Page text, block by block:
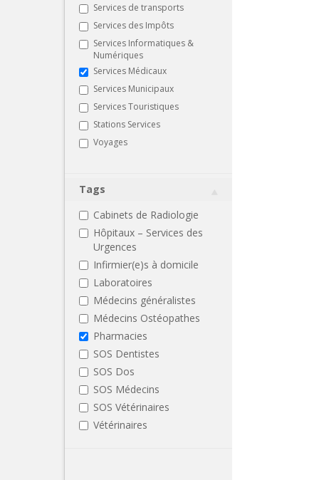
Services de transports
Services des Impôts
Services Informatiques &
Numériques
Services Médicaux
Services Municipaux
Services Touristiques
Stations Services
Voyages
Tags
Cabinets de Radiologie
Hôpitaux – Services des
Urgences
Infirmier(e)s à domicile
Laboratoires
Médecins généralistes
Médecins Ostéopathes
Pharmacies
SOS Dentistes
SOS Dos
SOS Médecins
SOS Vétérinaires
Vétérinaires